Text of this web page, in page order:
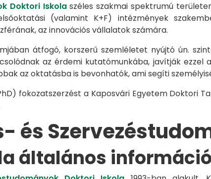
Doktori Iskolaszéles szakmai spektrumú
(valamint K+F) intézmények
az innovációs vállalatok számára.
átfogó, korszerű szemléletet nyújtó ún.
az érdemi kutatómunkába, javítják
az oktatásba is bevonhatók, ami segíti
fokozatszerzést a Kaposvári Egyetem Doktori
és
általános